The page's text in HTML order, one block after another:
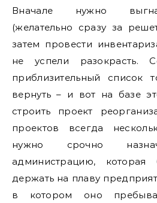
Вначале нужно
(желательно сразу за
затем провести
не успели разокрасть.
приблизительный список
вернуть – и вот на базе
строить проект
проектов всегда
нужно срочно
администрацию, которая
держать на плаву
в котором оно